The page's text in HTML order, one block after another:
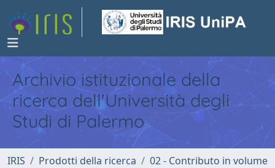
Archivio istituzionale della
ricerca dell'Università degli
Studi di Palermo
IRIS Prodotti della ricerca
02 - Contributo in volume